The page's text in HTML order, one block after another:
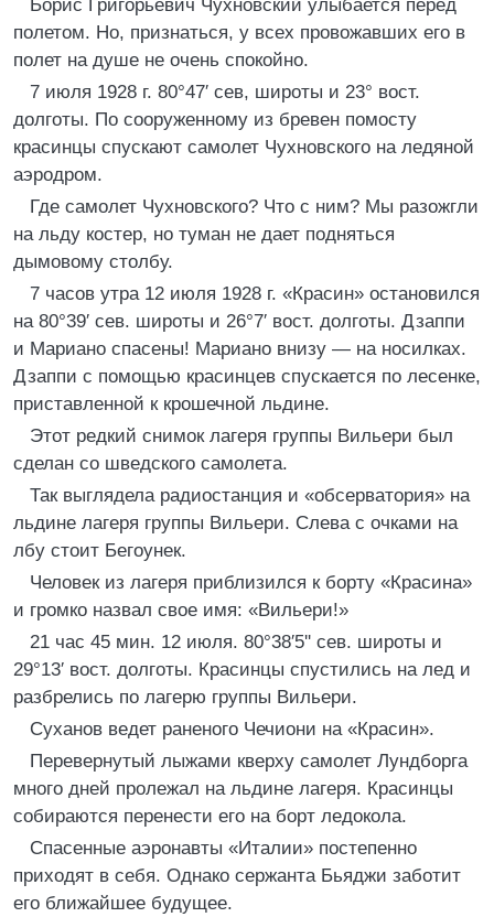
Борис Григорьевич Чухновский улыбается перед
полетом. Но, признаться, у всех провожавших его в
полет на душе не очень спокойно.
7 июля 1928 г. 80°47′ сев, широты и 23° вост.
долготы. По сооруженному из бревен помосту
красинцы спускают самолет Чухновского на ледяной
аэродром.
Где самолет Чухновского? Что с ним? Мы разожгли
на льду костер, но туман не дает подняться
дымовому столбу.
7 часов утра 12 июля 1928 г. «Красин» остановился
на 80°39′ сев. широты и 26°7′ вост. долготы. Дзаппи
и Мариано спасены! Мариано внизу — на носилках.
Дзаппи с помощью красинцев спускается по лесенке,
приставленной к крошечной льдине.
Этот редкий снимок лагеря группы Вильери был
сделан со шведского самолета.
Так выглядела радиостанция и «обсерватория» на
льдине лагеря группы Вильери. Слева с очками на
лбу стоит Бегоунек.
Человек из лагеря приблизился к борту «Красина»
и громко назвал свое имя: «Вильери!»
21 час 45 мин. 12 июля. 80°38′5'' сев. широты и
29°13′ вост. долготы. Красинцы спустились на лед и
разбрелись по лагерю группы Вильери.
Суханов ведет раненого Чечиони на «Красин».
Перевернутый лыжами кверху самолет Лундборга
много дней пролежал на льдине лагеря. Красинцы
собираются перенести его на борт ледокола.
Спасенные аэронавты «Италии» постепенно
приходят в себя. Однако сержанта Бьяджи заботит
его ближайшее будущее.